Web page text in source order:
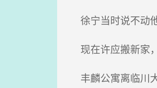
徐宁当时说不动
现在许应搬新家
丰麟公寓离临川